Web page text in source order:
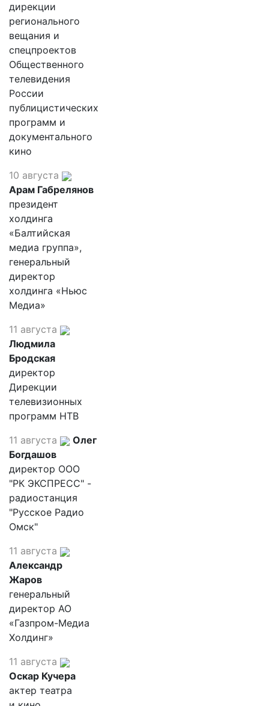
дирекции
регионального
вещания и
спецпроектов
Общественного
телевидения
России
публицистических
программ и
документального
кино
10 августа
Арам Габрелянов
президент
холдинга
«Балтийская
медиа группа»,
генеральный
директор
холдинга «Ньюс
Медиа»
11 августа
Людмила
Бродская
директор
Дирекции
телевизионных
программ НТВ
11 августа
Олег
Богдашов
директор ООО
"РК ЭКСПРЕСС" -
радиостанция
"Русское Радио
Омск"
11 августа
Александр
Жаров
генеральный
директор АО
«Газпром-Медиа
Холдинг»
11 августа
Оскар Кучера
актер театра